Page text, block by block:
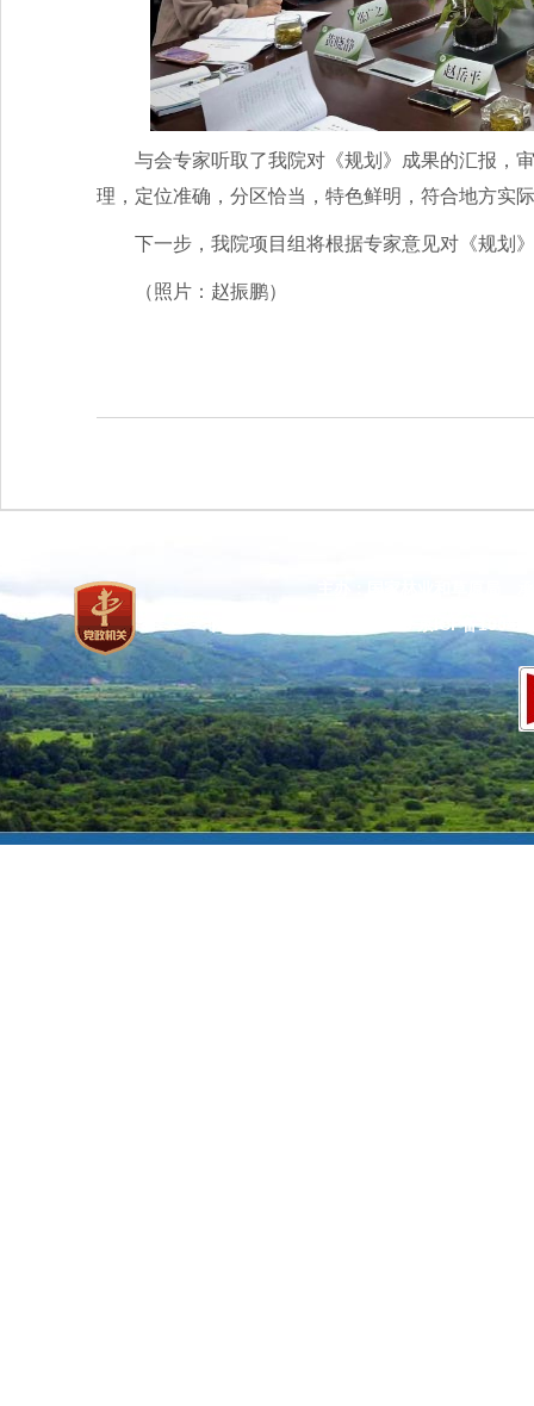
与会专家听取了我院对《规划》成果的汇报，
理，定位准确，分区恰当，特色鲜明，符合地方实
下一步，我院项目组将根据专家意见对《规划
（照片：赵振鹏）
京ICP备